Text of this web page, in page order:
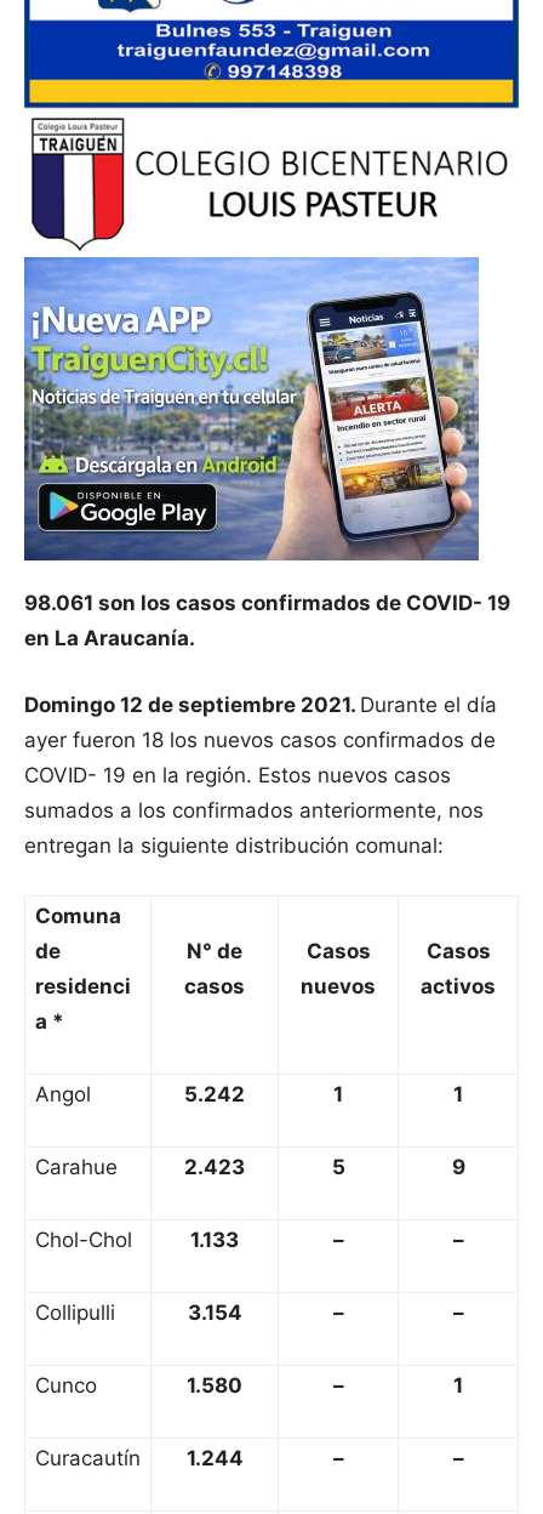
98.061 son los casos confirmados de COVID- 19
en La Araucanía.
Domingo 12 de septiembre 2021. Durante el día
ayer fueron 18 los nuevos casos confirmados de
COVID- 19 en la región. Estos nuevos casos
sumados a los confirmados anteriormente, nos
entregan la siguiente distribución comunal:
Comuna
de
residenci
a *
N° de
casos
Casos
nuevos
Casos
activos
Angol 5.242 1 1
Carahue 2.423 5 9
Chol-Chol 1.133 – –
Collipulli 3.154 – –
Cunco 1.580 – 1
Curacautín 1.244 – –